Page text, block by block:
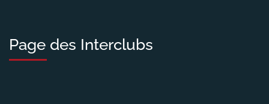
Page des Interclubs